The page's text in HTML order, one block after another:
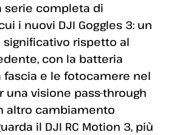
serie completa di
i nuovi DJI Goggles 3: un
rispetto al
con la batteria
fascia e le fotocamere nel
una visione pass-through
altro cambiamento
il DJI RC Motion 3, più